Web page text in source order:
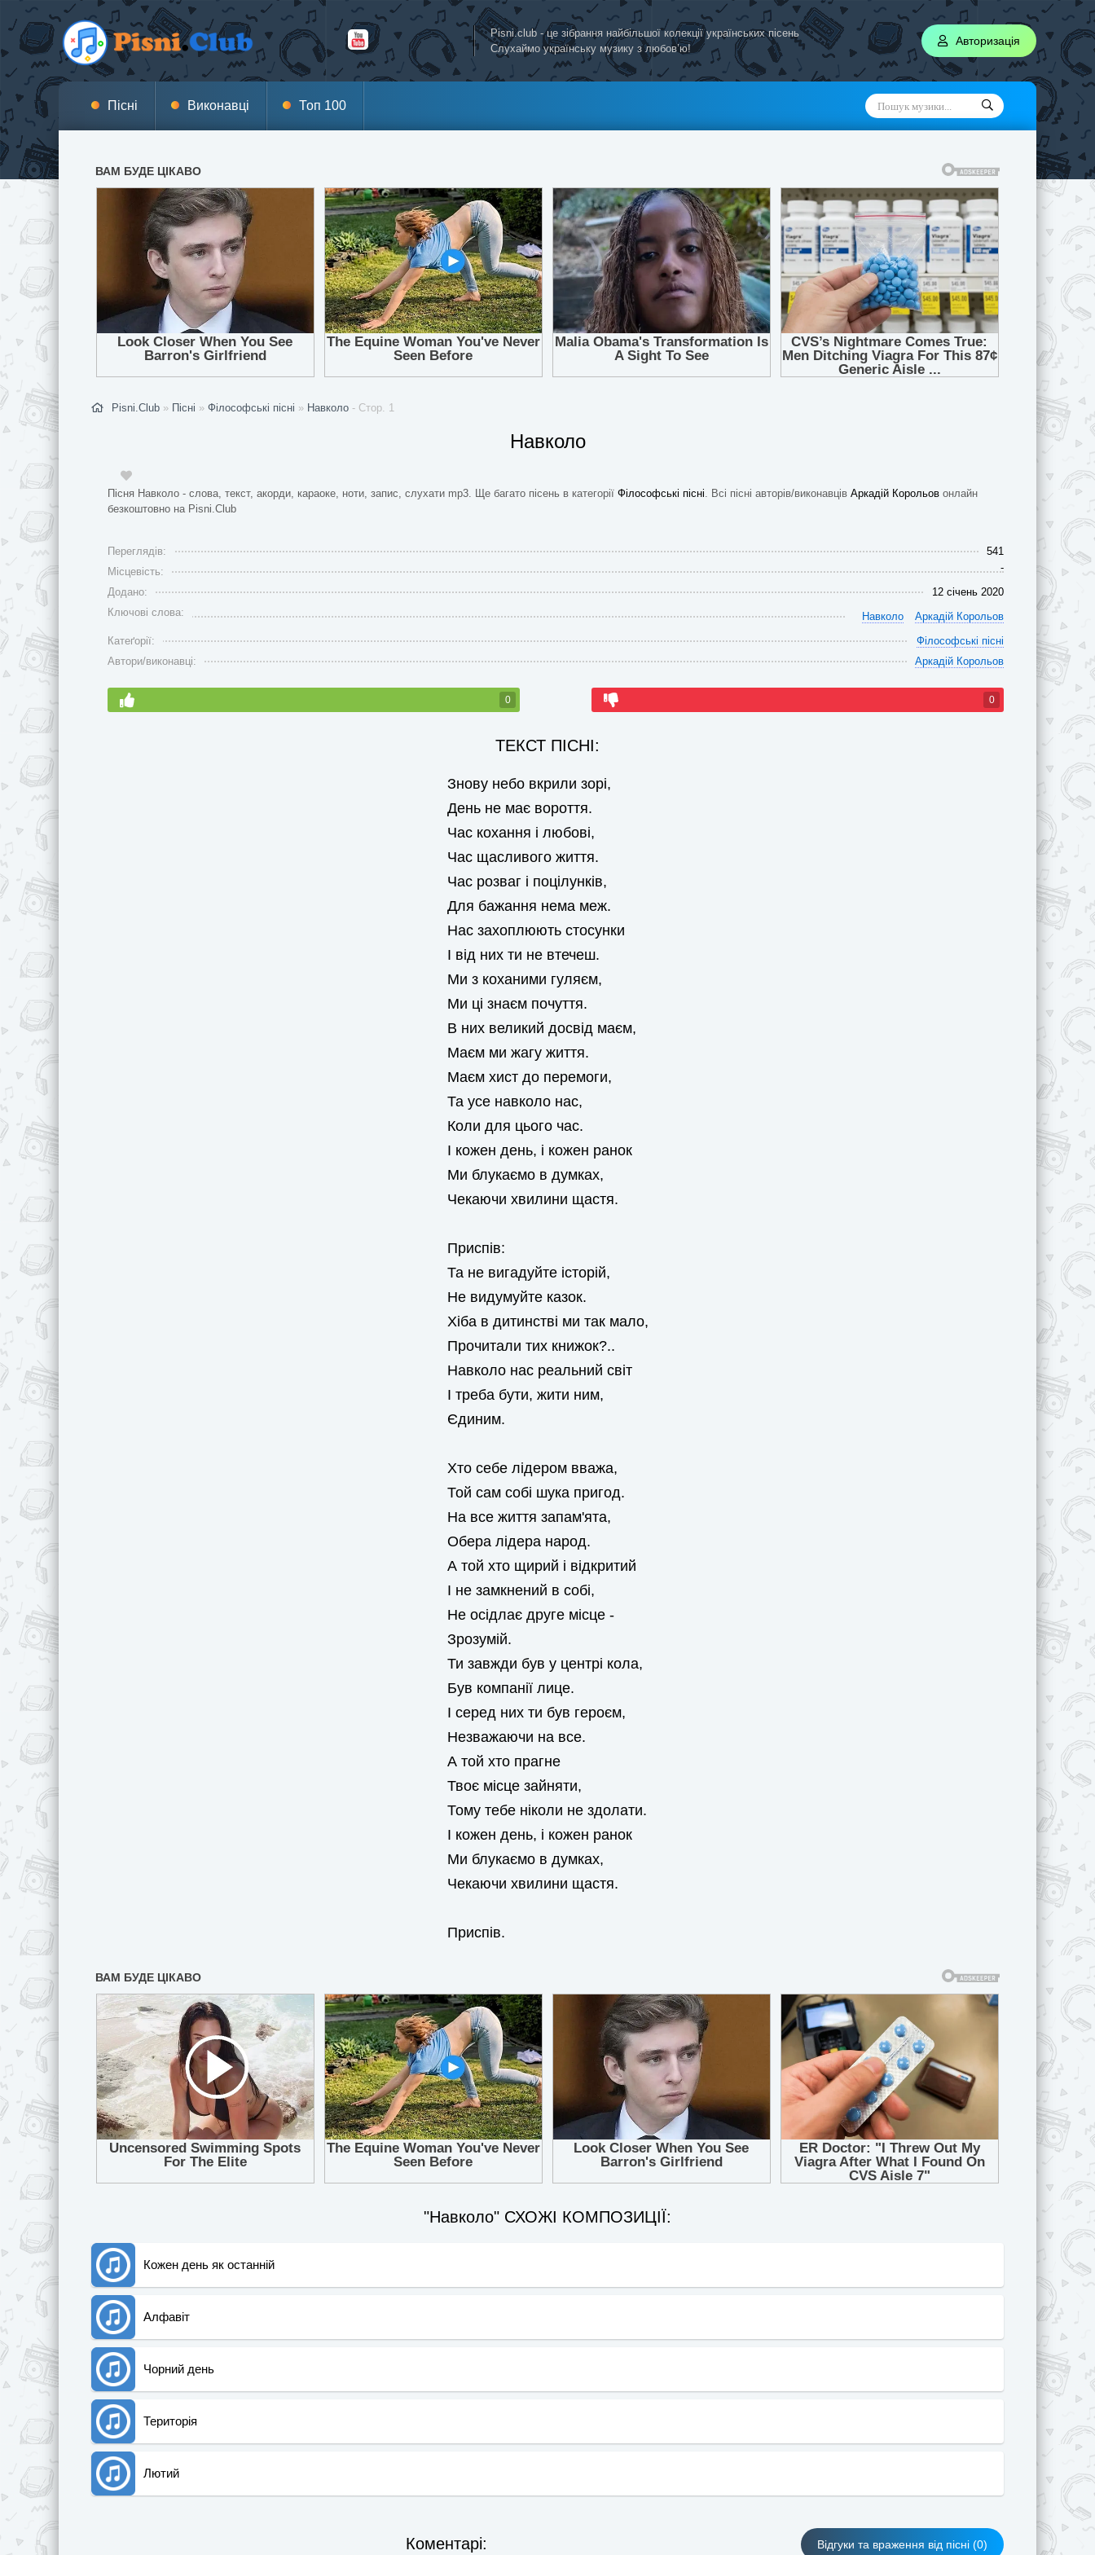
Pisni.club - це зібрання найбільшої колекції українських пісень
Слухаймо українську музику з любов’ю!
Авторизація
Пісні Виконавці Топ 100
Pisni.Club » Пісні » Філософські пісні » Навколо - Стор. 1
Навколо
Пісня Навколо - слова, текст, акорди, караоке, ноти, запис, слухати mp3. Ще багато пісень в категорії Філософські пісні . Всі пісні авторів/виконавців Аркадій Корольов онлайн
безкоштовно на Pisni.Club
Переглядів:
541
Місцевість:
-
Додано:
12 січень 2020
Ключові слова:
Навколо
Аркадій Корольов
Катеґорії:
Філософські пісні
Автори/виконавці:
Аркадій Корольов
0 0
ТЕКСТ ПІСНІ:
Знову небо вкрили зорі,
День не має вороття.
Час кохання і любові,
Час щасливого життя.
Час розваг і поцілунків,
Для бажання нема меж.
Нас захоплюють стосунки
І від них ти не втечеш.
Ми з коханими гуляєм,
Ми ці знаєм почуття.
В них великий досвід маєм,
Маєм ми жагу життя.
Маєм хист до перемоги,
Та усе навколо нас,
Коли для цього час.
І кожен день, і кожен ранок
Ми блукаємо в думках,
Чекаючи хвилини щастя.
Приспів:
Та не вигадуйте історій,
Не видумуйте казок.
Хіба в дитинстві ми так мало,
Прочитали тих книжок?..
Навколо нас реальний світ
І треба бути, жити ним,
Єдиним.
Хто себе лідером вважа,
Той сам собі шука пригод.
На все життя запам'ята,
Обера лідера народ.
А той хто щирий і відкритий
І не замкнений в собі,
Не осідлає друге місце -
Зрозумій.
Ти завжди був у центрі кола,
Був компанії лице.
І серед них ти був героєм,
Незважаючи на все.
А той хто прагне
Твоє місце зайняти,
Тому тебе ніколи не здолати.
І кожен день, і кожен ранок
Ми блукаємо в думках,
Чекаючи хвилини щастя.
Приспів.
"Навколо" СХОЖІ КОМПОЗИЦІЇ:
Кожен день як останній
Алфавіт
Чорний день
Територія
Лютий
Коментарi: Вiдгуки та враження вiд пiснi (0)